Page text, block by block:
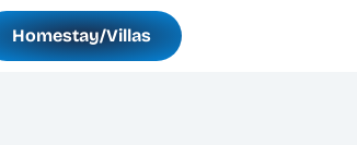
Homestay/Villas